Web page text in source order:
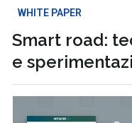
WHITE PAPER
Smart road:
e